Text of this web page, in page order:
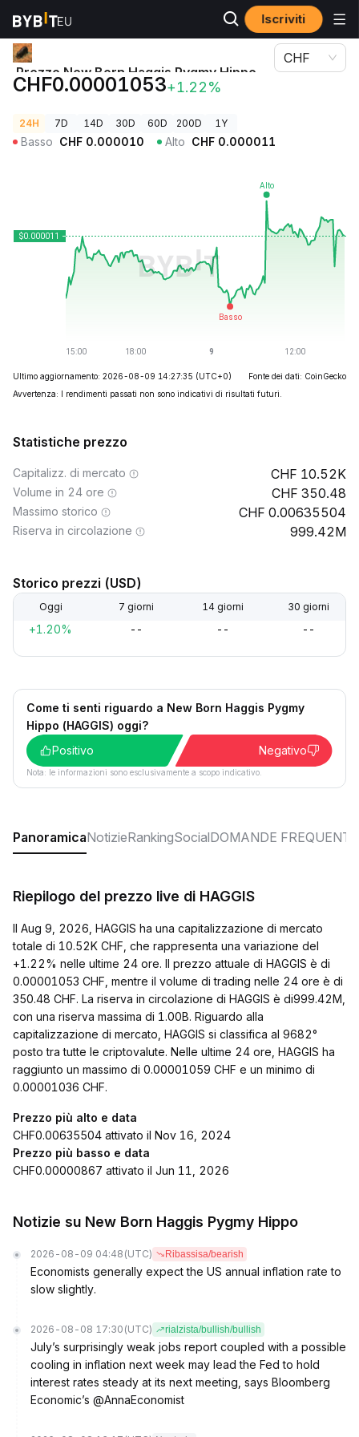
Iscriviti
Prezzi Crypto Prezzo New Born Haggis Pygmy Hippo HAGGIS
Prezzo New Born Haggis Pygmy Hippo
HAGGIS
CHF0.00001053+1.22%
CHF
24H 7D 14D 30D 60D 200D 1Y
Basso CHF 0.000010 Alto CHF 0.000011
Ultimo aggiornamento: 2026-08-09 14:27:35 (UTC+0)
Fonte dei dati: CoinGecko
Avvertenza: I rendimenti passati non sono indicativi di risultati futuri.
Statistiche prezzo
Capitalizz. di mercato 10.52K
Volume in 24 ore 350.48
Massimo storico 0.00635504
Riserva in circolazione 999.42M
Storico prezzi (USD)
Oggi 7 giorni 14 giorni 30 giorni
+1.20% -- -- --
Come ti senti riguardo a New Born Haggis Pygmy
Hippo (HAGGIS) oggi?
Positivo
Negativo
Nota: le informazioni sono esclusivamente a scopo indicativo.
PanoramicaNotizieRankingSocialDOMANDE FREQUENTI
Riepilogo del prezzo live di HAGGIS
Il Aug 9, 2026, HAGGIS ha una capitalizzazione di mercato
totale di 10.52K CHF, che rappresenta una variazione del
+1.22% nelle ultime 24 ore. Il prezzo attuale di HAGGIS è di
0.00001053 CHF, mentre il volume di trading nelle 24 ore è di
350.48 CHF. La riserva in circolazione di HAGGIS è di999.42M,
con una riserva massima di 1.00B. Riguardo alla
capitalizzazione di mercato, HAGGIS si classifica al 9682°
posto tra tutte le criptovalute. Nelle ultime 24 ore, HAGGIS ha
raggiunto un massimo di 0.00001059 CHF e un minimo di
0.00001036 CHF.
Prezzo più alto e data
CHF0.00635504 attivato il Nov 16, 2024
Prezzo più basso e data
CHF0.00000867 attivato il Jun 11, 2026
Notizie su New Born Haggis Pygmy Hippo
2026-08-09 04:48 (UTC) Ribassisa/bearish
Economists generally expect the US annual inflation rate to
slow slightly.
2026-08-08 17:30 (UTC) rialzista/bullish/bullish
July’s surprisingly weak jobs report coupled with a possible
cooling in inflation next week may lead the Fed to hold
interest rates steady at its next meeting, says Bloomberg
Economic’s @AnnaEconomist